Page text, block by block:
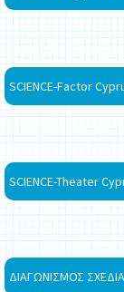
SCIENCE-Factor
SCIENCE-Theater
ΔΙΑΓΩΝΙΣΜΟΣ